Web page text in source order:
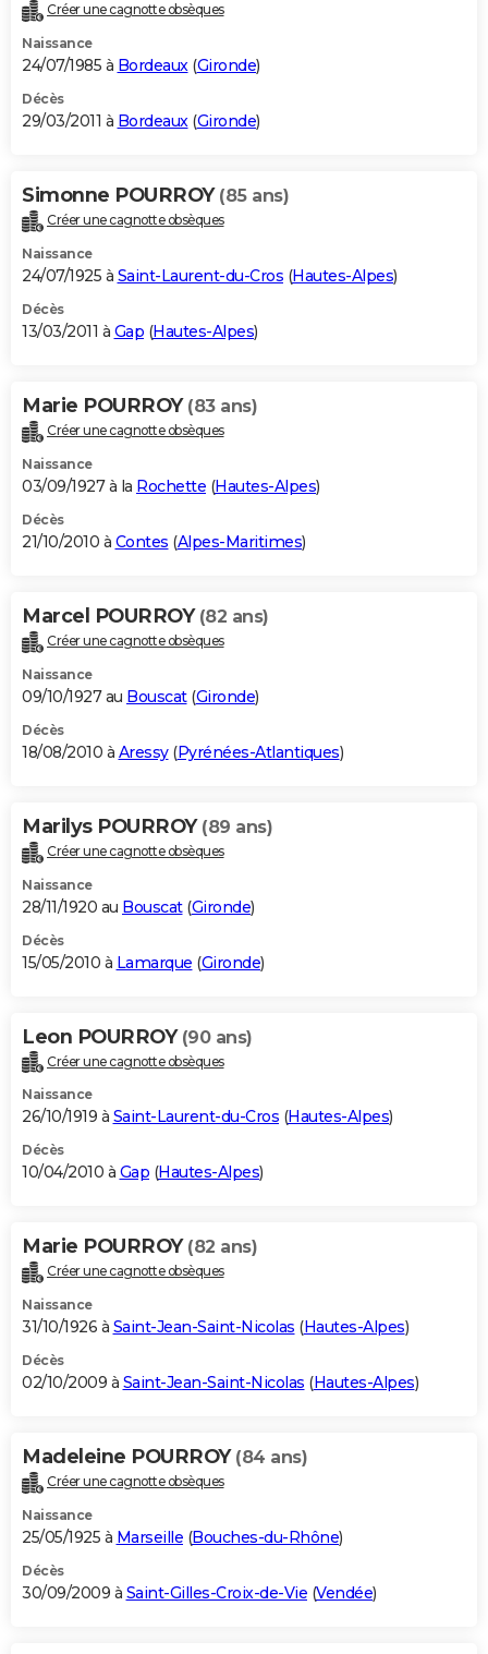
Créer une cagnotte obsèques
Naissance
24/07/1985 à Bordeaux(Gironde)
Décès
29/03/2011 à Bordeaux(Gironde)
Simonne POURROY (85 ans)
Créer une cagnotte obsèques
Naissance
24/07/1925 à Saint-Laurent-du-Cros (Hautes-Alpes)
Décès
13/03/2011 à Gap (Hautes-Alpes)
Marie POURROY (83 ans)
Créer une cagnotte obsèques
Naissance
03/09/1927 à la Rochette (Hautes-Alpes)
Décès
21/10/2010 à Contes (Alpes-Maritimes)
Marcel POURROY (82 ans)
Créer une cagnotte obsèques
Naissance
09/10/1927 au Bouscat(Gironde)
Décès
18/08/2010 à Aressy(Pyrénées-Atlantiques)
Marilys POURROY (89 ans)
Créer une cagnotte obsèques
Naissance
28/11/1920 au Bouscat(Gironde)
Décès
15/05/2010 à Lamarque (Gironde)
Leon POURROY (90 ans)
Créer une cagnotte obsèques
Naissance
26/10/1919 à Saint-Laurent-du-Cros (Hautes-Alpes)
Décès
10/04/2010 à Gap (Hautes-Alpes)
Marie POURROY (82 ans)
Créer une cagnotte obsèques
Naissance
31/10/1926 à Saint-Jean-Saint-Nicolas (Hautes-Alpes)
Décès
02/10/2009 à Saint-Jean-Saint-Nicolas (Hautes-Alpes)
Madeleine POURROY (84 ans)
Créer une cagnotte obsèques
Naissance
25/05/1925 à Marseille (Bouches-du-Rhône)
Décès
30/09/2009 à Saint-Gilles-Croix-de-Vie (Vendée)